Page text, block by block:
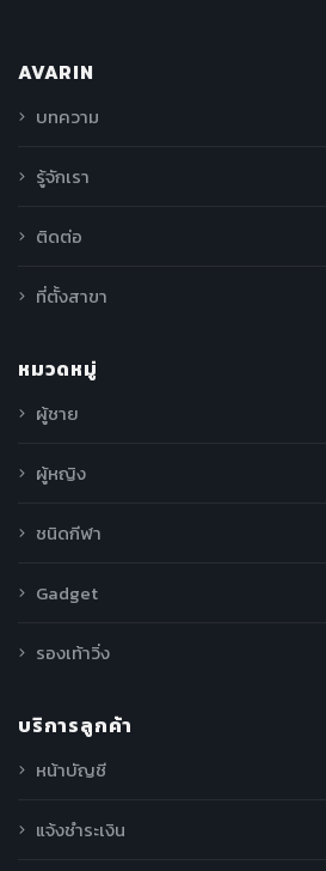
AVARIN
บทความ
รู้จักเรา
ติดต่อ
ที่ตั้งสาขา
หมวดหมู่
ผู้ชาย
ผู้หญิง
ชนิดกีฬา
Gadget
รองเท้าวิ่ง
บริการลูกค้า
หน้าบัญชี
แจ้งชำระเงิน